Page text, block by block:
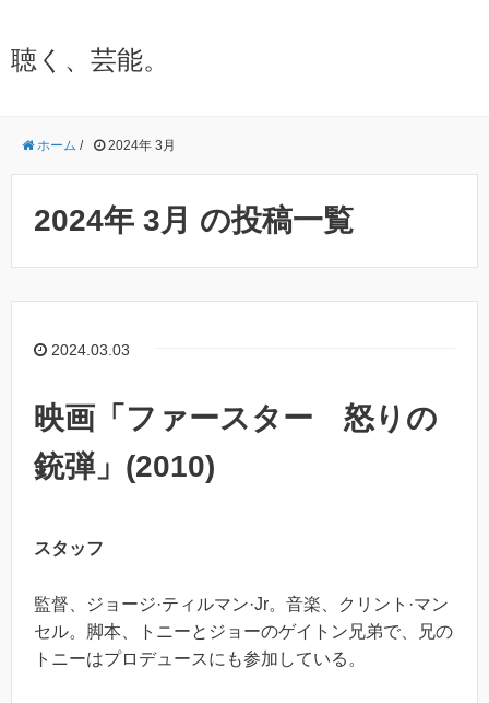
聴く、芸能。
ホーム / 2024年 3月
2024年 3月 の投稿一覧
2024.03.03
映画「ファースター 怒りの
銃弾」(2010)
スタッフ
監督、ジョージ·ティルマン·Jr。音楽、クリント·マン
セル。脚本、トニーとジョーのゲイトン兄弟で、兄の
トニーはプロデュースにも参加している。